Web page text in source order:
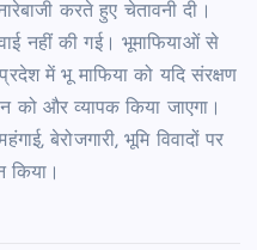
करते हुए चेतावनी दी।
नहीं की गई। भूमाफियाओं से
में भू माफिया को यदि संरक्षण
को और व्यापक किया जाएगा।
बेरोजगारी, भूमि विवादों पर
किया।